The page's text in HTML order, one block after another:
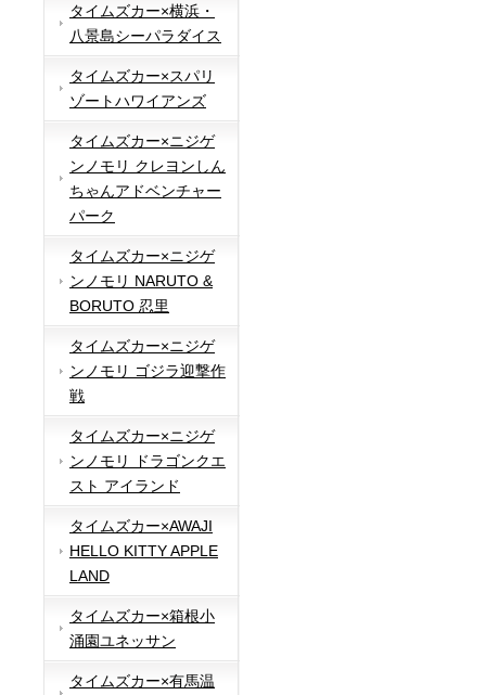
タイムズカー×横浜・
八景島シーパラダイス
タイムズカー×スパリ
ゾートハワイアンズ
タイムズカー×ニジゲ
ンノモリ クレヨンしん
ちゃんアドベンチャー
パーク
タイムズカー×ニジゲ
ンノモリ NARUTO &
BORUTO 忍里
タイムズカー×ニジゲ
ンノモリ ゴジラ迎撃作
戦
タイムズカー×ニジゲ
ンノモリ ドラゴンクエ
スト アイランド
タイムズカー×AWAJI
HELLO KITTY APPLE
LAND
タイムズカー×箱根小
涌園ユネッサン
タイムズカー×有馬温